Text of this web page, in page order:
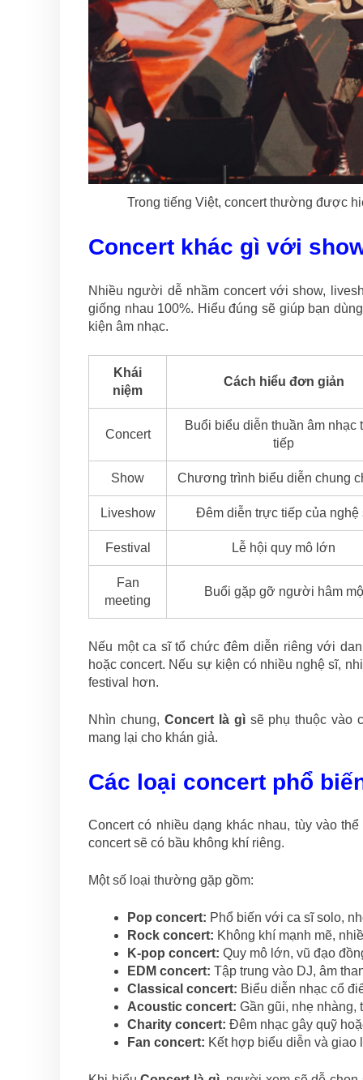
Trong tiếng Việt, concert thường được
Concert khác gì với
Nhiều người dễ nhầm concert với show,
giống nhau 100%. Hiểu đúng sẽ giúp bạn
kiện âm nhạc.
Khái
niệm
Cách hiểu đơn giản
Concert
Buổi biểu diễn thuần âm nhạc
tiếp
Show Chương trình biểu diễn chung
Liveshow Đêm diễn trực tiếp của nghệ
Festival Lễ hội quy mô lớn
Fan
meeting
Buổi gặp gỡ người hâm mộ
Nếu một ca sĩ tổ chức đêm diễn riêng với
hoặc concert. Nếu sự kiện có nhiều nghệ sĩ,
festival hơn.
Nhìn chung, Concert là gìsẽ phụ thuộc vào
mang lại cho khán giả.
Các loại concert phổ
Concert có nhiều dạng khác nhau, tùy vào
concert sẽ có bầu không khí riêng.
Một số loại thường gặp gồm:
Pop concert: Phổ biến với ca sĩ solo,
Rock concert: Không khí mạnh mẽ,
K-pop concert: Quy mô lớn, vũ đạo
EDM concert: Tập trung vào DJ, âm
Classical concert: Biểu diễn nhạc cổ
Acoustic concert: Gần gũi, nhẹ nhàng,
Charity concert: Đêm nhạc gây quỹ
Fan concert: Kết hợp biểu diễn và